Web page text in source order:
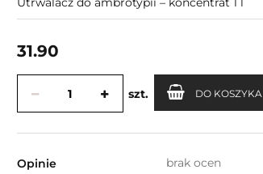
31.90
szt. DO KOSZYKA
Opinie brak ocen